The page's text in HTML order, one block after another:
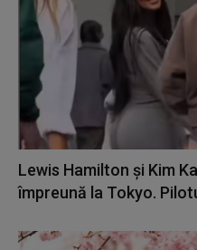
Lewis Hamilton și Kim
împreună la Tokyo.